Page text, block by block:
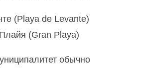
(Playa de Levante)
(Gran Playa)
обычно